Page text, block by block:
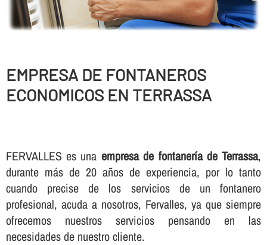
EMPRESA DE FONTANEROS
ECONOMICOS EN TERRASSA
FERVALLES es una empresa de fontanerí­a de Terrassa,
durante más de 20 años de experiencia, por lo tanto
cuando precise de los servicios de un fontanero
profesional, acuda a nosotros, Fervalles, ya que siempre
ofrecemos nuestros servicios pensando en las
necesidades de nuestro cliente.